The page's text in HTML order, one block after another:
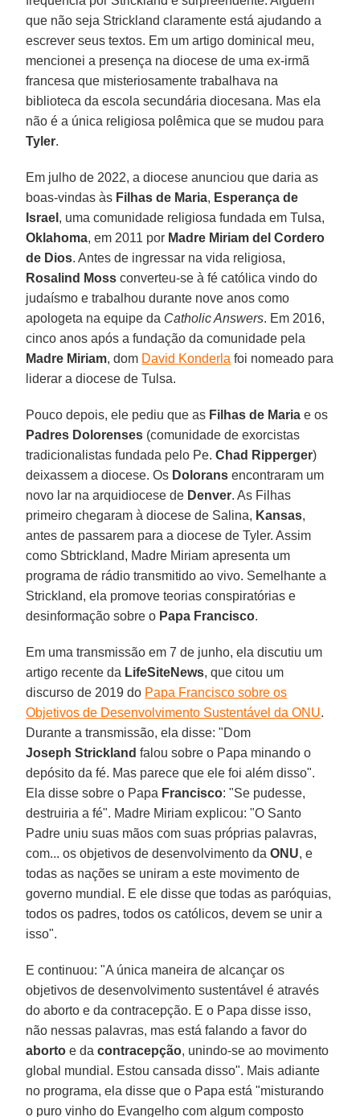
que não seja Strickland claramente está ajudando a
escrever seus textos. Em um artigo dominical meu,
mencionei a presença na diocese de uma ex-irmã
francesa que misteriosamente trabalhava na
biblioteca da escola secundária diocesana. Mas ela
não é a única religiosa polêmica que se mudou para
Tyler.
Em julho de 2022, a diocese anunciou que daria as
boas-vindas às Filhas de Maria, Esperança de
Israel , uma comunidade religiosa fundada em Tulsa,
Oklahoma, em 2011 por Madre Miriam del Cordero
de Dios. Antes de ingressar na vida religiosa,
Rosalind Moss converteu-se à fé católica vindo do
judaísmo e trabalhou durante nove anos como
apologeta na equipe da Catholic Answers. Em 2016,
cinco anos após a fundação da comunidade pela
Madre Miriam, dom David Konderla foi nomeado para
liderar a diocese de Tulsa.
Pouco depois, ele pediu que as Filhas de Maria e os
Padres Dolorenses (comunidade de exorcistas
tradicionalistas fundada pelo Pe.Chad Ripperger)
deixassem a diocese. Os Dolorans encontraram um
novo lar na arquidiocese de Denver. As Filhas
primeiro chegaram à diocese de Salina, Kansas,
antes de passarem para a diocese de Tyler. Assim
como Sbtrickland, Madre Miriam apresenta um
programa de rádio transmitido ao vivo. Semelhante a
Strickland, ela promove teorias conspiratórias e
desinformação sobre o Papa Francisco.
Em uma transmissão em 7 de junho, ela discutiu um
artigo recente da LifeSiteNews, que citou um
discurso de 2019 do Papa Francisco sobre os
Objetivos de Desenvolvimento Sustentável da ONU.
Durante a transmissão, ela disse: "Dom
Joseph Strickland falou sobre o Papa minando o
depósito da fé. Mas parece que ele foi além disso".
Ela disse sobre o Papa Francisco: "Se pudesse,
destruiria a fé". Madre Miriam explicou: "O Santo
Padre uniu suas mãos com suas próprias palavras,
com... os objetivos de desenvolvimento daONU, e
todas as nações se uniram a este movimento de
governo mundial. E ele disse que todas as paróquias,
todos os padres, todos os católicos, devem se unir a
isso".
E continuou: "A única maneira de alcançar os
objetivos de desenvolvimento sustentável é através
do aborto e da contracepção. E o Papa disse isso,
não nessas palavras, mas está falando a favor do
aborto e dacontracepção, unindo-se ao movimento
global mundial. Estou cansada disso". Mais adiante
no programa, ela disse que o Papa está "misturando
o puro vinho do Evangelho com algum composto